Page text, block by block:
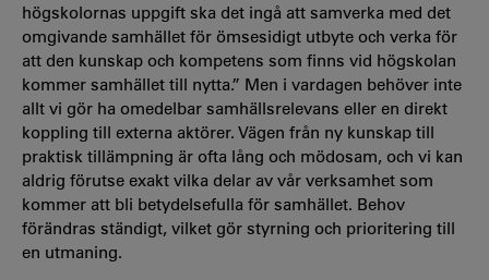
högskolornas uppgift ska det ingå att samverka med det
omgivande samhället för ömsesidigt utbyte och verka för
att den kunskap och kompetens som finns vid högskolan
kommer samhället till nytta.” Men i vardagen behöver inte
allt vi gör ha omedelbar samhällsrelevans eller en direkt
koppling till externa aktörer. Vägen från ny kunskap till
praktisk tillämpning är ofta lång och mödosam, och vi kan
aldrig förutse exakt vilka delar av vår verksamhet som
kommer att bli betydelsefulla för samhället. Behov
förändras ständigt, vilket gör styrning och prioritering till
en utmaning.